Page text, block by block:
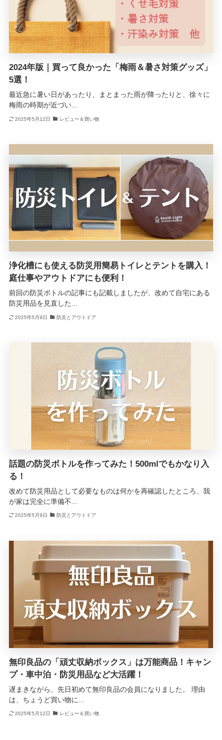
2024年版｜買って良かった「梅雨＆暑さ対策グッズ」
5選！
最近急に暑い日があったり、まとまった雨が降ったりと、徐々に
梅雨の時期が近づい...
2025年5月12日 レビュー＆買い物
浄化槽にも使える防災用簡易トイレとテントを購入！
庭仕事やアウトドアにも便利！
前回の防災ボトルの記事にも記載しましたが、改めて自宅にある
防災用品を見直した...
2025年5月9日 防災とアウトドア
話題の防災ボトルを作ってみた！500mlでもかなり入
る！
改めて防災用品として必要なものは何かを再確認したところ、我
が家は完全に準備不...
2025年5月9日 防災とアウトドア
無印良品の「頑丈収納ボックス」は万能商品！キャン
プ・車中泊・防災用品など大活躍！
遅まきながら、先日初めて無印良品の会員になりました。 理由
は、ちょうど買い物に...
2025年5月12日 レビュー＆買い物